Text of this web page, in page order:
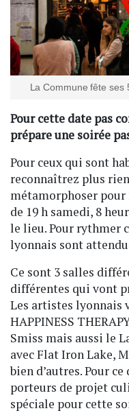
La Commune fête ses
Pour cette date pas
prépare une soirée
Pour ceux qui sont
reconnaîtrez plus
métamorphoser pour
de 19 h samedi, 8
le lieu. Pour rythmer
lyonnais sont
Ce sont 3 salles
différentes qui vont
Les artistes lyonnais
HAPPINESS
Smiss mais aussi le
avec Flat Iron Lake,
bien d’autres. Pour
porteurs de projet
spéciale pour cette